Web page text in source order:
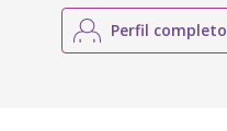
Perfil completo